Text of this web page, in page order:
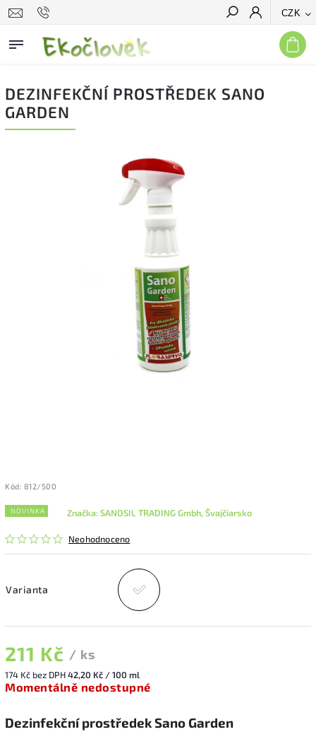
CZK
Hledat
DEZINFEKČNÍ PROSTŘEDEK SANO
GARDEN
Kód: 812/500
NOVINKA
Neohodnoceno
Značka:SANOSIL TRADING Gmbh, Švajčiarsko
Varianta
211 Kč / ks
174 Kč bez DPH42,20 Kč / 100 ml
Momentálně nedostupné
Dezinfekční prostředek Sano Garden